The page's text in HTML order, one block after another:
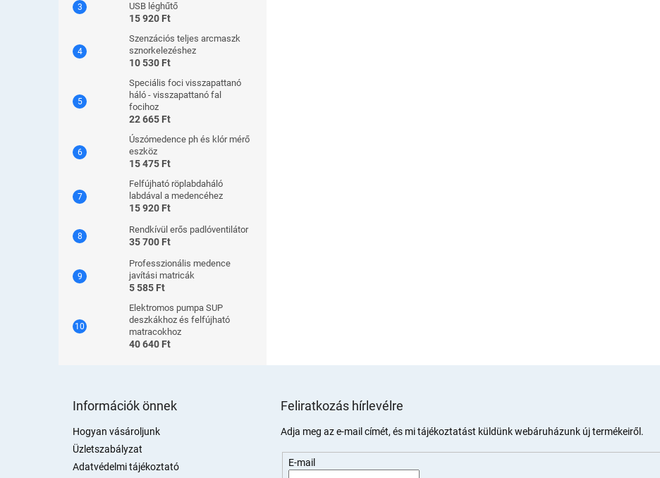
USB léghűtő
15 920 Ft
Szenzációs teljes arcmaszk
sznorkelezéshez
10 530 Ft
Speciális foci visszapattanó
háló - visszapattanó fal
focihoz
22 665 Ft
Úszómedence ph és klór mérő
eszköz
15 475 Ft
Felfújható röplabdaháló
labdával a medencéhez
15 920 Ft
Rendkívül erős padlóventilátor
35 700 Ft
Professzionális medence
javítási matricák
5 585 Ft
Elektromos pumpa SUP
deszkákhoz és felfújható
matracokhoz
40 640 Ft
Információk önnek
Hogyan vásároljunk
Üzletszabályzat
Adatvédelmi tájékoztató
Feliratkozás hírlevélre
Adja meg az e-mail címét, és mi tájékoztatást küldünk webáruházunk új termékeiről.
E-mail